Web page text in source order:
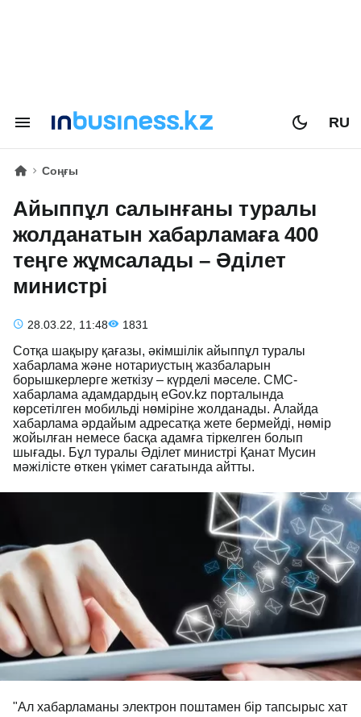
RU
Соңғы
Айыппұл салынғаны туралы
жолданатын хабарламаға 400
теңге жұмсалады – Әділет
министрі
28.03.22, 11:48 1831
Сотқа шақыру қағазы, әкімшілік айыппұл туралы
хабарлама және нотариустың жазбаларын
борышкерлерге жеткізу – күрделі мәселе. СМС-
хабарлама адамдардың eGov.kz порталында
көрсетілген мобильді нөміріне жолданады. Алайда
хабарлама әрдайым адресатқа жете бермейді, нөмір
жойылған немесе басқа адамға тіркелген болып
шығады. Бұл туралы Әділет министрі Қанат Мусин
мәжілісте өткен үкімет сағатында айтты.
"Ал хабарламаны электрон поштамен бір тапсырыс хат